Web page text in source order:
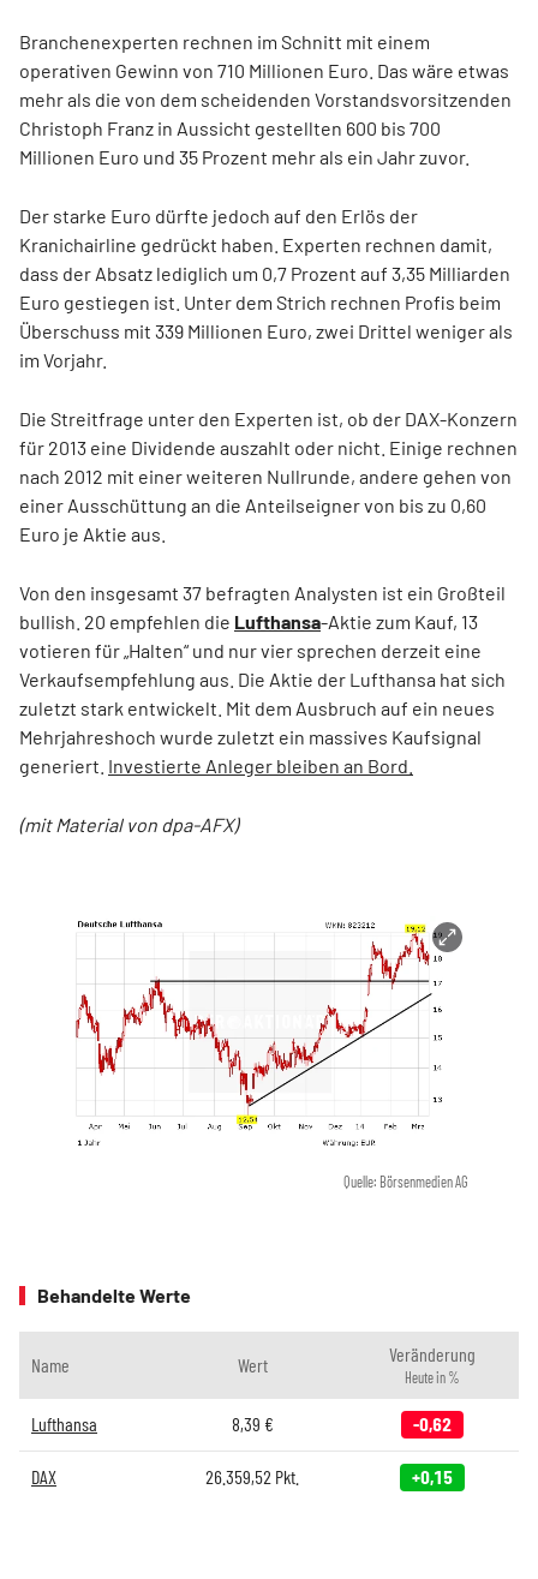
Branchenexperten rechnen im Schnitt mit einem
operativen Gewinn von 710 Millionen Euro. Das wäre etwas
mehr als die von dem scheidenden Vorstandsvorsitzenden
Christoph Franz in Aussicht gestellten 600 bis 700
Millionen Euro und 35 Prozent mehr als ein Jahr zuvor.
Der starke Euro dürfte jedoch auf den Erlös der
Kranichairline gedrückt haben. Experten rechnen damit,
dass der Absatz lediglich um 0,7 Prozent auf 3,35 Milliarden
Euro gestiegen ist. Unter dem Strich rechnen Profis beim
Überschuss mit 339 Millionen Euro, zwei Drittel weniger als
im Vorjahr.
Die Streitfrage unter den Experten ist, ob der DAX-Konzern
für 2013 eine Dividende auszahlt oder nicht. Einige rechnen
nach 2012 mit einer weiteren Nullrunde, andere gehen von
einer Ausschüttung an die Anteilseigner von bis zu 0,60
Euro je Aktie aus.
Von den insgesamt 37 befragten Analysten ist ein Großteil
bullish. 20 empfehlen die Lufthansa-Aktie zum Kauf, 13
votieren für „Halten“ und nur vier sprechen derzeit eine
Verkaufsempfehlung aus. Die Aktie der Lufthansa hat sich
zuletzt stark entwickelt. Mit dem Ausbruch auf ein neues
Mehrjahreshoch wurde zuletzt ein massives Kaufsignal
generiert. Investierte Anleger bleiben an Bord.
(mit Material von dpa-AFX)
Quelle: Börsenmedien AG
Behandelte Werte
Name Wert Veränderung
Heute in %
Lufthansa 8,39 € -0,62
DAX 26.359,52 Pkt. +0,15